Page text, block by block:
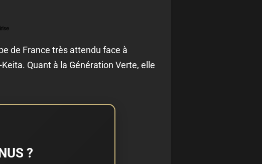
de France très attendu face à
Quant à la Génération Verte, elle
?